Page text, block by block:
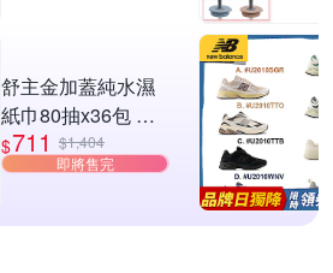
舒主金加蓋純水濕
紙巾80抽x36包 台
灣製 濕巾
$711 $1,404
即將售完